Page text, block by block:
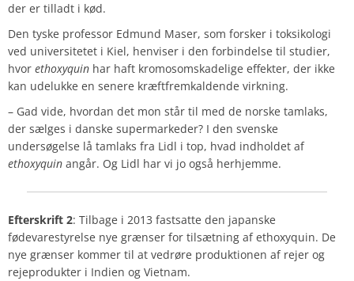
der er tilladt i kød.
Den tyske professor Edmund Maser, som forsker i toksikologi
ved universitetet i Kiel, henviser i den forbindelse til studier,
hvor ethoxyquin har haft kromosomskadelige effekter, der ikke
kan udelukke en senere kræftfremkaldende virkning.
– Gad vide, hvordan det mon står til med de norske tamlaks,
der sælges i danske supermarkeder? I den svenske
undersøgelse lå tamlaks fra Lidl i top, hvad indholdet af
ethoxyquin angår. Og Lidl har vi jo også herhjemme.
Efterskrift 2: Tilbage i 2013 fastsatte den japanske
fødevarestyrelse nye grænser for tilsætning af ethoxyquin. De
nye grænser kommer til at vedrøre produktionen af rejer og
rejeprodukter i Indien og Vietnam.